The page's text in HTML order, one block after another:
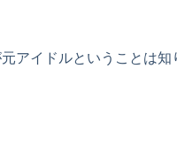
アイドルということは知